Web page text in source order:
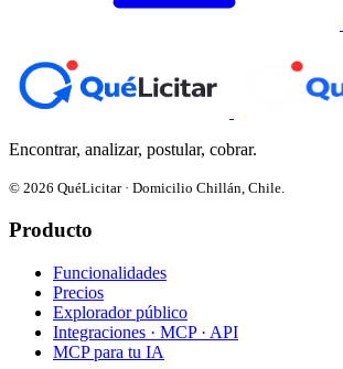
Encontrar, analizar, postular, cobrar.
© 2026 QuéLicitar · Domicilio Chillán, Chile.
Producto
Funcionalidades
Precios
Explorador público
Integraciones · MCP · API
MCP para tu IA